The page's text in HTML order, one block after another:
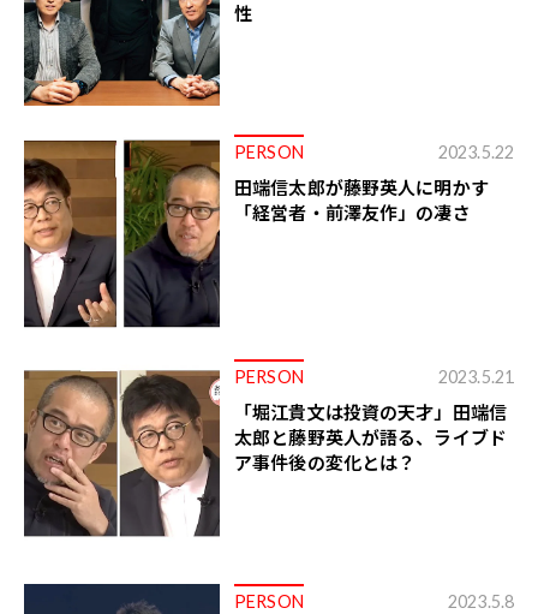
性
PERSON 2023.5.22
田端信太郎が藤野英人に明かす
「経営者・前澤友作」の凄さ
PERSON 2023.5.21
「堀江貴文は投資の天才」田端信
太郎と藤野英人が語る、ライブド
ア事件後の変化とは？
PERSON 2023.5.8